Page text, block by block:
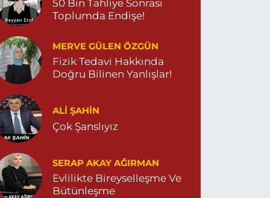
50 Bin Tahliye Sonrası
Toplumda Endişe!
MERVE GÜLEN ÖZGÜN
Fizik Tedavi Hakkında
Doğru Bilinen Yanlışlar!
ALI ŞAHİN
Çok Şanslıyız
SERAP AKAY AĞIRMAN
Evlilikte Bireyselleşme Ve
Bütünleşme